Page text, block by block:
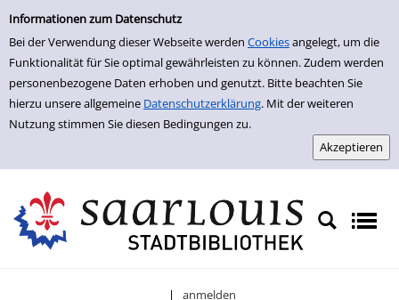
Einfache Suche
Informationen zum Datenschutz
Bei der Verwendung dieser Webseite werden Cookiesangelegt, um die
Funktionalität für Sie optimal gewährleisten zu können. Zudem werden
personenbezogene Daten erhoben und genutzt. Bitte beachten Sie
hierzu unsere allgemeine Datenschutzerklärung. Mit der weiteren
Nutzung stimmen Sie diesen Bedingungen zu.
Zur Detailanzeige springen
| anmelden